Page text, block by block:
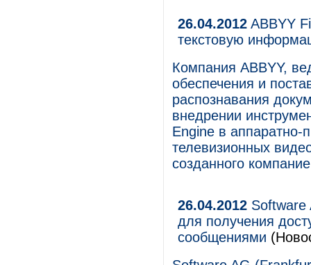
26.04.2012 ABBYY
текстовую
Компания ABBYY,
обеспечения и
распознавания
внедрении
Engine в аппаратно-
телевизионных
созданного
26.04.2012 Software
для получения
сообщениями